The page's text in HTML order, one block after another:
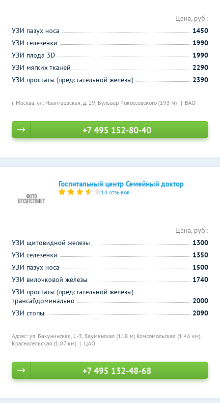
г. Москва, ул. Ивантеевская, д. 19, Бульвар Рокоссовского (193 м) ВАО
Цена, руб.:
УЗИ пазух носа
1450
УЗИ селезенки
1990
УЗИ плода 3D
1990
УЗИ мягких тканей
2290
УЗИ простаты (предстательной железы)
2390
+7 495 152-80-40
Госпитальный центр Семейный доктор
14 отзывов
Адрес: ул. Бакунинская, 1-3, Бауманская (118 м) Комсомольская (1.46 км)
Красносельская (1.07 км)
ЦАО
Цена, руб.:
УЗИ щитовидной железы
1300
УЗИ селезенки
1350
УЗИ пазух носа
1500
УЗИ вилочковой железы
1740
УЗИ простаты (предстательной железы)
трансабдоминально
2000
УЗИ стопы
2090
+7 495 132-48-68